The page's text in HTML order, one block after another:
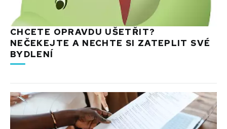
CHCETE OPRAVDU UŠETŘIT?
NEČEKEJTE A NECHTE SI ZATEPLIT SVÉ
BYDLENÍ